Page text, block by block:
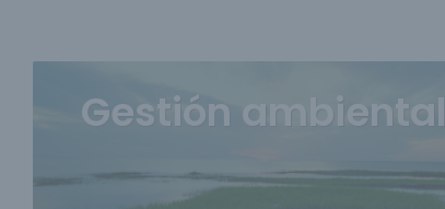
Gestión ambiental